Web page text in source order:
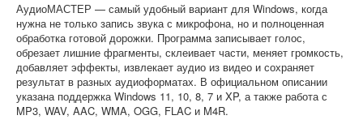
АудиоМАСТЕР — самый удобный вариант для Windows, когда
нужна не только запись звука с микрофона, но и полноценная
обработка готовой дорожки. Программа записывает голос,
обрезает лишние фрагменты, склеивает части, меняет громкость,
добавляет эффекты, извлекает аудио из видео и сохраняет
результат в разных аудиоформатах. В официальном описании
указана поддержка Windows 11, 10, 8, 7 и XP, а также работа с
MP3, WAV, AAC, WMA, OGG, FLAC и M4R.